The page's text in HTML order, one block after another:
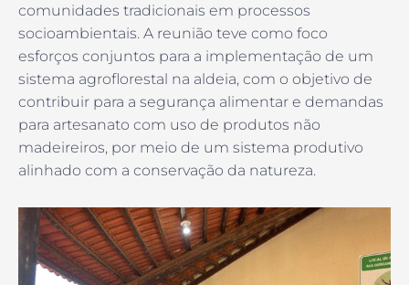
comunidades tradicionais em processos
socioambientais. A reunião teve como foco
esforços conjuntos para a implementação de um
sistema agroflorestal na aldeia, com o objetivo de
contribuir para a segurança alimentar e demandas
para artesanato com uso de produtos não
madeireiros, por meio de um sistema produtivo
alinhado com a conservação da natureza.